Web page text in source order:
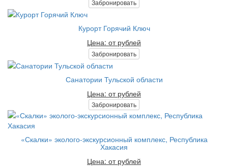
Забронировать
Курорт Горячий Ключ
Цена: от рублей
Забронировать
Санатории Тульской области
Цена: от рублей
Забронировать
«Скалки» эколого-экскурсионный комплекс, Республика
Хакасия
Цена: от рублей